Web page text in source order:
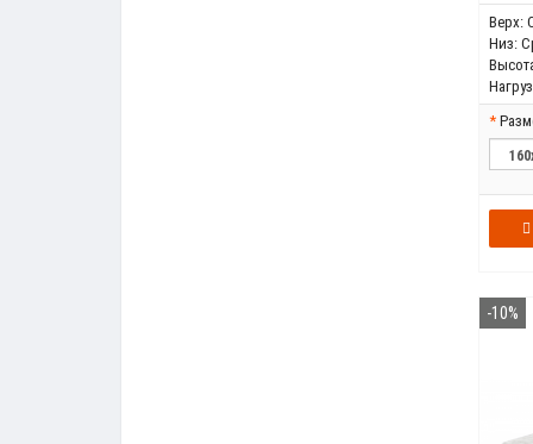
Верх:
Низ:
-10%